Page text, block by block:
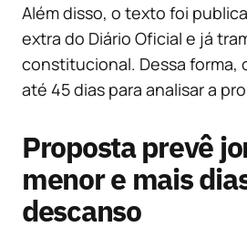
Além disso, o texto foi
extra do Diário Oficial e já
constitucional. Dessa forma,
até 45 dias para analisar a
Proposta prevê
menor e mais
descanso